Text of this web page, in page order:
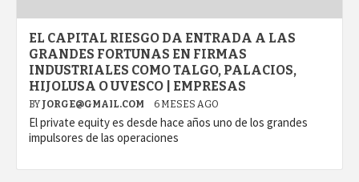
EL CAPITAL RIESGO DA ENTRADA A LAS
GRANDES FORTUNAS EN FIRMAS
INDUSTRIALES COMO TALGO, PALACIOS,
HIJOLUSA O UVESCO | EMPRESAS
BY JORGE@GMAIL.COM 6 MESES AGO
El private equity es desde hace años uno de los grandes
impulsores de las operaciones